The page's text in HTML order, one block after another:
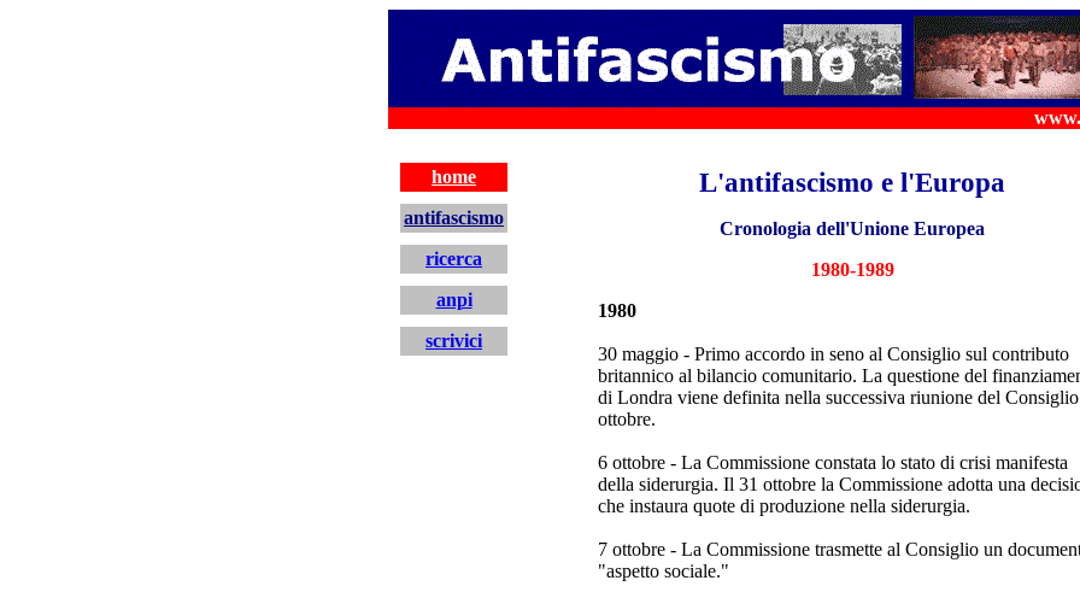
home
L'antifascismo e l'Europa
Cronologia dell'Unione Europea
1980-1989
1980
30 maggio - Primo accordo in seno al Consiglio sul contributo
britannico al bilancio comunitario. La questione del
di Londra viene definita nella successiva riunione del
ottobre.
6 ottobre - La Commissione constata lo stato di crisi manifesta
della siderurgia. Il 31 ottobre la Commissione adotta una
che instaura quote di produzione nella siderurgia.
7 ottobre - La Commissione trasmette al Consiglio un
"aspetto sociale."
antifascismo
ricerca
anpi
scrivici